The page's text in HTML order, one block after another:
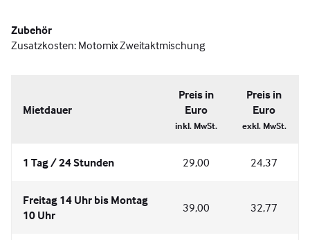
Zubehör
Zusatzkosten: Motomix Zweitaktmischung
Mietdauer
Preis in
Euro
inkl. MwSt.
Preis in
Euro
exkl. MwSt.
1 Tag / 24 Stunden 29,00 24,37
Freitag 14 Uhr bis Montag
10 Uhr
39,00 32,77